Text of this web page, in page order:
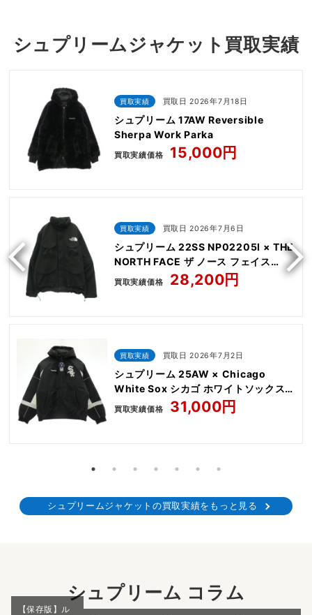
シュプリームジャケット買取実績
買取実績 買取日 2026年7月18日
シュプリーム 17AW Reversible
Sherpa Work Parka
買取実績価格 15,000円
買取実績 買取日 2026年7月6日
シュプリーム 22SS NP02205I × THE
NORTH FACE ザ ノース フェイス
Trekking Convertible Jacket
買取実績価格 28,200円
買取実績 買取日 2026年7月2日
シュプリーム 25AW × Chicago
White Sox シカゴ ホワイトソックス
Stadium Jacket
買取実績価格 31,000円
シュプリームジャケットの買取実績をもっと見る
シュプリーム コラム
【保存版】ル